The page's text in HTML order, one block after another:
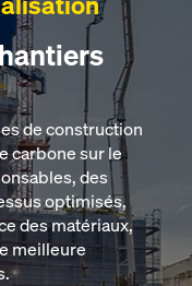
de construction
carbone sur le
des
optimisés,
des matériaux,
meilleure